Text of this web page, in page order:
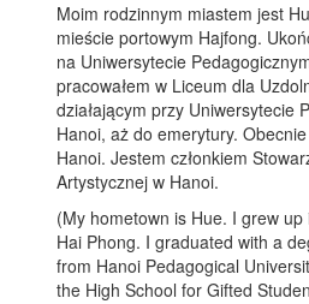
Moim rodzinnym miastem jest
mieście portowym Hajfong.
na Uniwersytecie
pracowałem w Liceum dla
działającym przy Uniwersytecie
Hanoi, aż do emerytury.
Hanoi. Jestem członkiem
Artystycznej w Hanoi.
(My hometown is Hue. I grew
Hai Phong. I graduated with a
from Hanoi Pedagogical
the High School for Gifted